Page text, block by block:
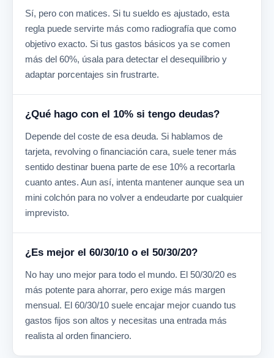
Sí, pero con matices. Si tu sueldo es ajustado, esta
regla puede servirte más como radiografía que como
objetivo exacto. Si tus gastos básicos ya se comen
más del 60%, úsala para detectar el desequilibrio y
adaptar porcentajes sin frustrarte.
¿Qué hago con el 10% si tengo deudas?
Depende del coste de esa deuda. Si hablamos de
tarjeta, revolving o financiación cara, suele tener más
sentido destinar buena parte de ese 10% a recortarla
cuanto antes. Aun así, intenta mantener aunque sea un
mini colchón para no volver a endeudarte por cualquier
imprevisto.
¿Es mejor el 60/30/10 o el 50/30/20?
No hay uno mejor para todo el mundo. El 50/30/20 es
más potente para ahorrar, pero exige más margen
mensual. El 60/30/10 suele encajar mejor cuando tus
gastos fijos son altos y necesitas una entrada más
realista al orden financiero.